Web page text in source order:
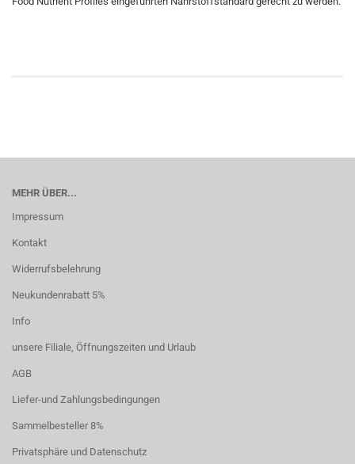
MEHR ÜBER...
Impressum
Kontakt
Widerrufsbelehrung
Neukundenrabatt 5%
Info
unsere Filiale, Öffnungszeiten und Urlaub
AGB
Liefer-und Zahlungsbedingungen
Sammelbesteller 8%
Privatsphäre und Datenschutz